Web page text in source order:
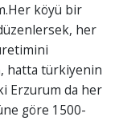
köyü bir
her
hatta türkiyenin
Erzurum da her
göre 1500-